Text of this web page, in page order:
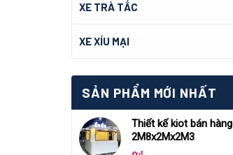
XE TRÀ TẮC
XE XÍU MẠI
SẢN PHẨM MỚI NHẤT
Thiết kế kiot bán hàng
2M8x2Mx2M3